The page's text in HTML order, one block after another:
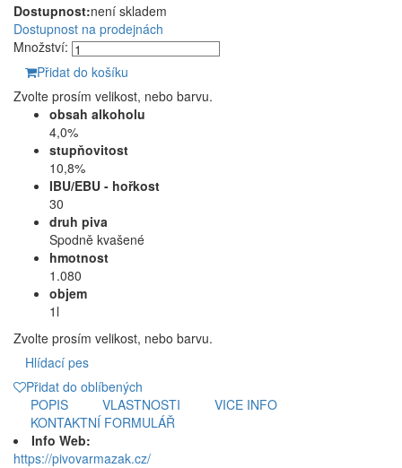
Dostupnost:není skladem
Dostupnost na prodejnách
Množství:
Přidat do košíku
Zvolte prosím velikost, nebo barvu.
obsah alkoholu
4,0%
stupňovitost
10,8%
IBU/EBU - hořkost
30
druh piva
Spodně kvašené
hmotnost
1.080
objem
1l
Zvolte prosím velikost, nebo barvu.
Hlídací pes
Přidat do oblíbených
POPIS
VLASTNOSTI
VICE INFO
KONTAKTNÍ FORMULÁŘ
Info Web:
https://pivovarmazak.cz/